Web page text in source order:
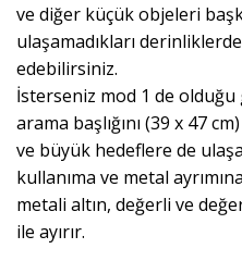
ve diğer küçük objeleri
ulaşamadıkları
edebilirsiniz.
İsterseniz mod 1 de
arama başlığını (39 x 47
ve büyük hedeflere de
kullanıma ve metal
metali altın, değerli ve
ile ayırır.